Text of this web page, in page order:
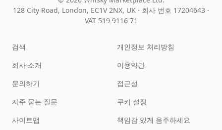
128 City Road, London, EC1V 2NX, UK · 회사 번호 17204643 ·
VAT 519 9116 71
검색
회사 소개
문의하기
자주 묻는 질문
사이트맵
개인정보 처리방침
이용약관
접근성
쿠키 설정
책임감 있게 음주하세요